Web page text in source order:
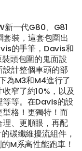
新一代G80、G81
裝，這套包圍出
的手筆，Davis和
頭包圍的鬼面設
計整個車頭的部
為M3和M4進行了
窄了約10%，以及
等。在Davis的設
格！更獨特！而
、更順眼，再配
碳纖維擾流組件，
M系高性能跑車！